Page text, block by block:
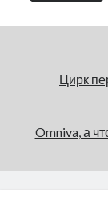
Цирк
Omniva, а